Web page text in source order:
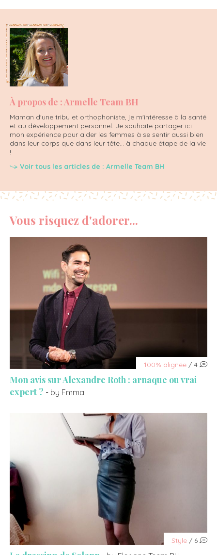
À propos de : Armelle Team BH
Maman d'une tribu et orthophoniste, je m'intéresse à la santé
et au développement personnel. Je souhaite partager ici
mon expérience pour aider les femmes à se sentir aussi bien
dans leur corps que dans leur tête... à chaque étape de la vie
!
Voir tous les articles de : Armelle Team BH
Vous risquez d'adorer...
100% alignée / 4
Mon avis sur Alexandre Roth : arnaque ou vrai
expert ? - by Emma
Style / 6